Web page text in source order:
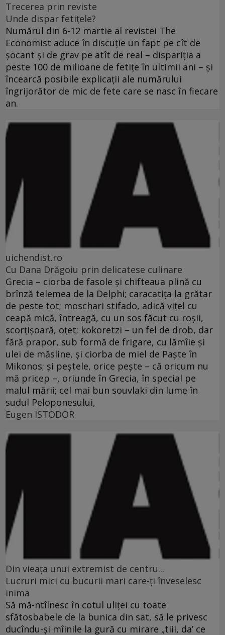
Trecerea prin reviste
Unde dispar fetiţele?
Numărul din 6-12 martie al revistei The
Economist aduce în discuţie un fapt pe cît de
şocant şi de grav pe atît de real – dispariţia a
peste 100 de milioane de fetiţe în ultimii ani – şi
încearcă posibile explicaţii ale numărului
îngrijorător de mic de fete care se nasc în fiecare
an.
uichendist.ro
Cu Dana Drăgoiu prin delicatese culinare
Grecia – ciorba de fasole şi chifteaua plină cu
brînză telemea de la Delphi; caracatiţa la grătar
de peste tot; moschari stifado, adică viţel cu
ceapă mică, întreagă, cu un sos făcut cu roşii,
scorţişoară, oţet; kokoretzi – un fel de drob, dar
fără prapor, sub formă de frigare, cu lămîie şi
ulei de măsline, şi ciorba de miel de Paşte în
Mikonos; şi peştele, orice peşte – că oricum nu
mă pricep –, oriunde în Grecia, în special pe
malul mării; cel mai bun souvlaki din lume în
sudul Peloponesului,
Eugen ISTODOR
Din vieaţa unui extremist de centru...
Lucruri mici cu bucurii mari care-ţi înveselesc
inima
Să mă-ntîlnesc în cotul uliţei cu toate
sfătosbabele de la bunica din sat, să le privesc
ducîndu-şi mîinile la gură cu mirare „tiii, da’ ce